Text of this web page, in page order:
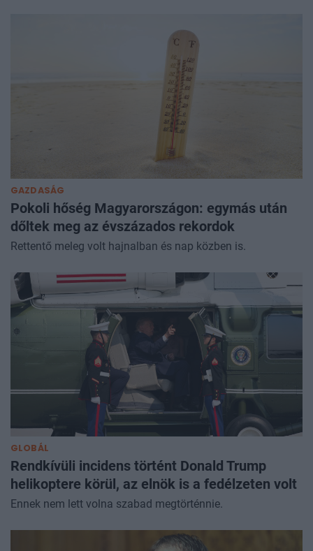
GAZDASÁG
Pokoli hőség Magyarországon: egymás után
dőltek meg az évszázados rekordok
Rettentő meleg volt hajnalban és nap közben is.
GLOBÁL
Rendkívüli incidens történt Donald Trump
helikoptere körül, az elnök is a fedélzeten volt
Ennek nem lett volna szabad megtörténnie.